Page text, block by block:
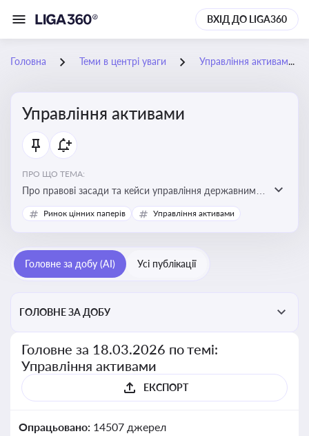
ВХІД ДО LIGA360
Головна Теми в центрі уваги Управління активами
Управління активами
ПРО ЩО ТЕМА:
Про правові засади та кейси управління державними,
комунальними та корпоративними активами, для
юристів і керівників, які відповідають за збереження
Ринок цінних паперів Управління активами
Головне за добу (AI) Усі публікації
ГОЛОВНЕ ЗА ДОБУ
Головне за 18.03.2026 по темі:
Управління активами
ЕКСПОРТ
Опрацьовано: 14507 джерел